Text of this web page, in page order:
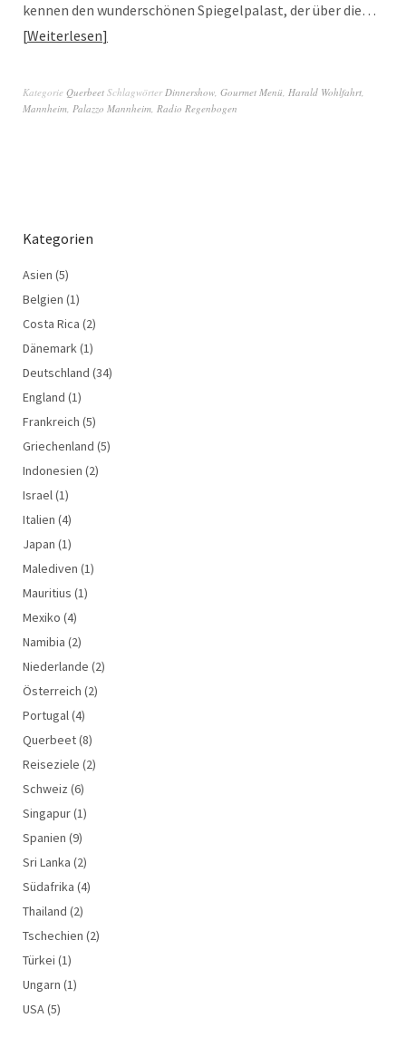
kennen den wunderschönen Spiegelpalast, der über die…
Weiterlesen
Kategorie Querbeet SchlagwörterDinnershow, Gourmet Menü, Harald Wohlfahrt,
Mannheim, Palazzo Mannheim, Radio Regenbogen
Kategorien
Asien (5)
Belgien (1)
Costa Rica (2)
Dänemark(1)
Deutschland (34)
England (1)
Frankreich (5)
Griechenland (5)
Indonesien (2)
Israel(1)
Italien (4)
Japan (1)
Malediven (1)
Mauritius (1)
Mexiko (4)
Namibia (2)
Niederlande (2)
Österreich (2)
Portugal(4)
Querbeet(8)
Reiseziele (2)
Schweiz (6)
Singapur(1)
Spanien (9)
Sri Lanka (2)
Südafrika (4)
Thailand (2)
Tschechien (2)
Türkei (1)
Ungarn (1)
USA(5)